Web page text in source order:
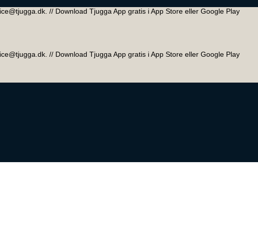
// Download Tjugga App gratis i App Store eller Google Play
// Download Tjugga App gratis i App Store eller Google Play